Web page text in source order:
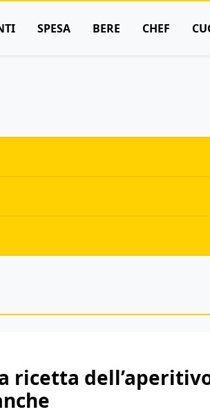
SPESA BERE CHEF
ricetta